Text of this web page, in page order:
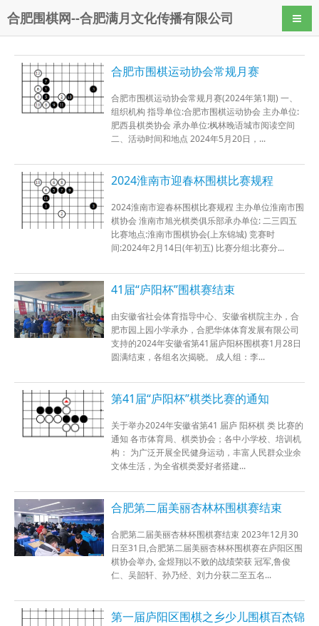
合肥围棋网--合肥满月文化传播有限公司 导航
合肥市围棋运动协会常规月赛
合肥市围棋运动协会常规月赛(2024年第1期) 一、
组织机构 指导单位:合肥市围棋运动协会 主办单位:
肥西县棋类协会 承办单位:枫林晚语城市阅读空间
二、活动时间和地点 2024年5月20日，...
2024淮南市迎春杯围棋比赛规程
2024淮南市迎春杯围棋比赛规程 主办单位淮南市围
棋协会 淮南市旭光棋类俱乐部承办单位: 二三四五
比赛地点:淮南市围棋协会(上东锦城) 竞赛时
间:2024年2月14日(年初五) 比赛分组:比赛分...
41届“庐阳杯”围棋赛结束
由安徽省社会体育指导中心、安徽省棋院主办，合
肥市园上园小学承办，合肥华体体育发展有限公司
支持的2024年安徽省第41届庐阳杯围棋赛1月28日
圆满结束，各组名次揭晓。 成人组：李...
第41届“庐阳杯”棋类比赛的通知
关于举办2024年安徽省第41 届庐 阳杯棋 类 比赛的
通知 各市体育局、棋类协会；各中小学校、培训机
构： 为广泛开展全民健身运动，丰富人民群众业余
文体生活，为全省棋类爱好者搭建...
合肥第二届美丽杏林杯围棋赛结束
合肥第二届美丽杏林杯围棋赛结束 2023年12月30
日至31日,合肥第二届美丽杏林杯围棋赛在庐阳区围
棋协会举办, 金煜翔以不败的战绩荣获 冠军,鲁俊
仁、吴韶轩、孙乃经、刘力分获二至五名...
第一届庐阳区围棋之乡少儿围棋百杰锦